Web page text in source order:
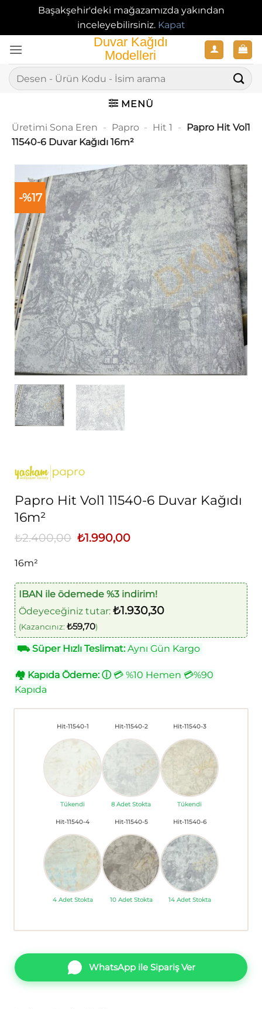
Başakşehir'deki mağazamızda yakından
inceleyebilirsiniz. Kapat
atla
Ara:
MENÜ
Üretimi Sona Eren - Papro - Hit 1 - Papro Hit Vol1
11540-6 Duvar Kağıdı 16m²
-%17
Papro Hit Vol1 11540-6 Duvar Kağıdı
16m²
₺2.400,00 Orijinal
fiyat:
₺1.990,00Şu
16m²
IBAN ile ödemede %3 indirim!
Ödeyeceğiniz tutar: ₺1.930,30
(Kazancınız: ₺59,70)
⛟Süper Hızlı Teslimat:Aynı Gün Kargo
🏘 Kapıda Ödeme: ⓘ💳 %10 Hemen 💳%90
Kapıda
Hit-11540-1
Tükendi
Hit-11540-2
8 Adet Stokta
Hit-11540-3
Tükendi
Hit-11540-4
4 Adet Stokta
Hit-11540-5
10 Adet Stokta
Hit-11540-6
14 Adet Stokta
WhatsApp ile Sipariş Ver